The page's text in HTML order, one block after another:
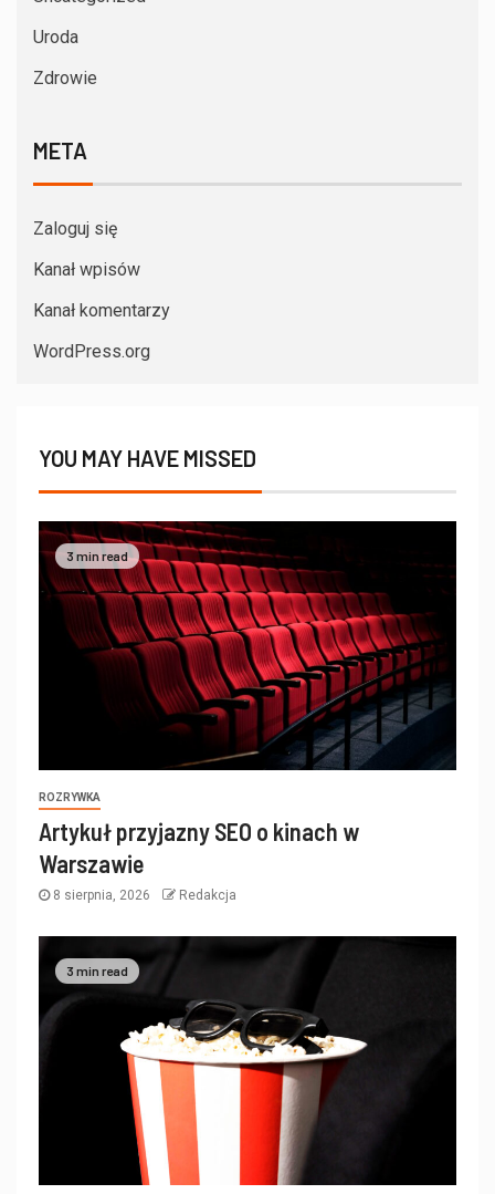
Uroda
Zdrowie
META
Zaloguj się
Kanał wpisów
Kanał komentarzy
WordPress.org
YOU MAY HAVE MISSED
3 min read
ROZRYWKA
Artykuł przyjazny SEO o kinach w
Warszawie
8 sierpnia, 2026 Redakcja
3 min read